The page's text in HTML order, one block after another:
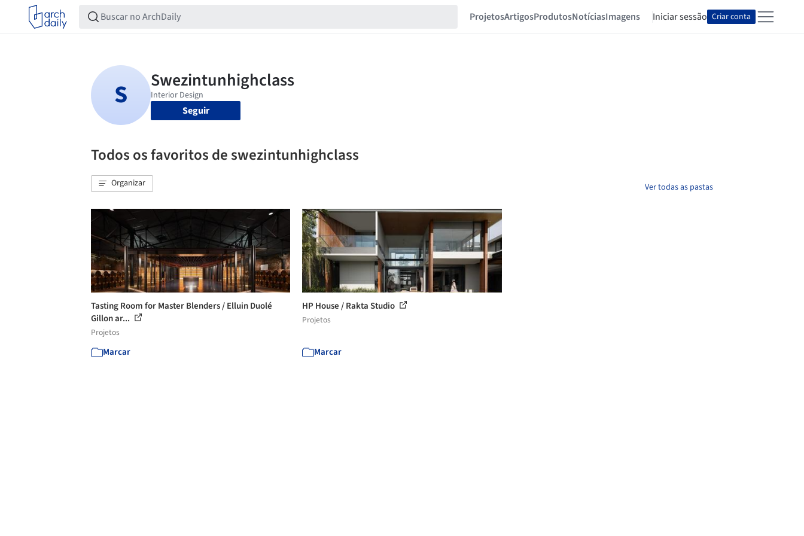
ProjetosArtigosProdutosNotíciasImagens Iniciar sessão Criar conta
Seguir
Todos os favoritos de swezintunhighclass
Organizar Ver todas as pastas
Tasting Room for Master Blenders / Elluin Duolé
Gillon ar...
Projetos
Marcar
HP House / Rakta Studio
Projetos
Marcar